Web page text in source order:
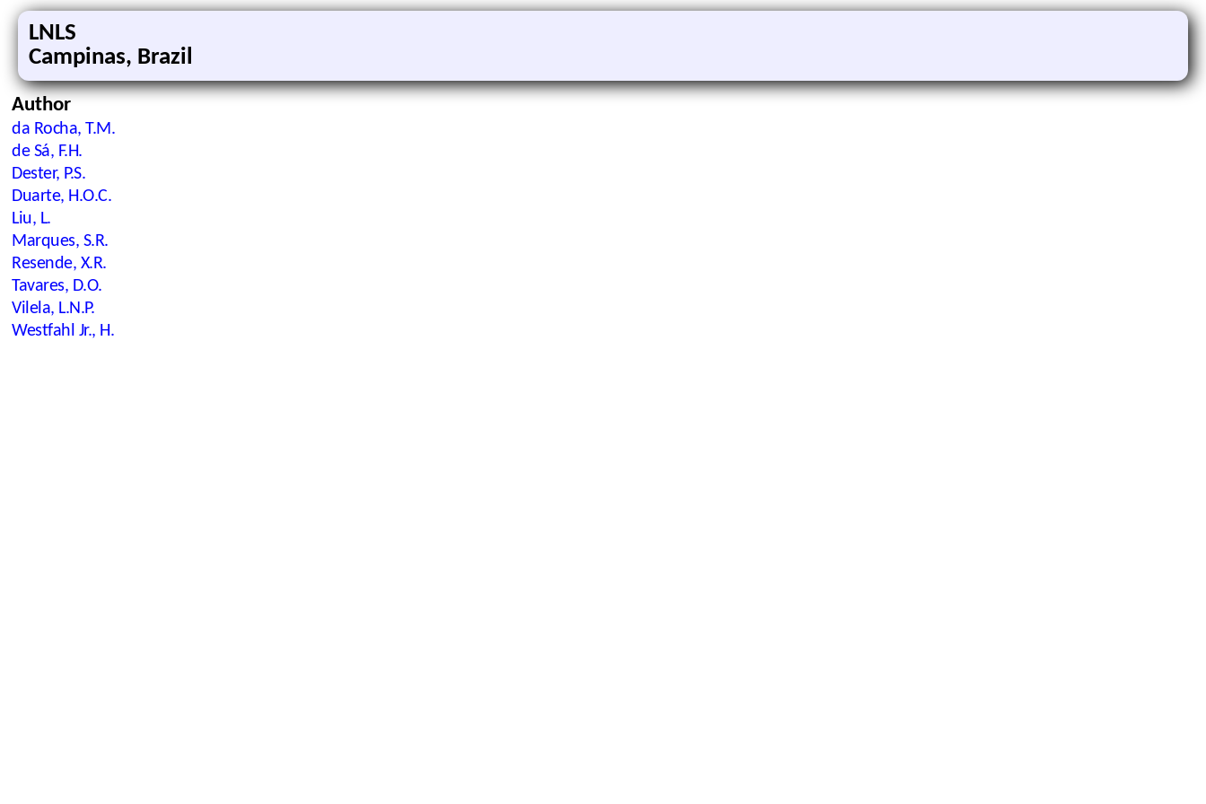
LNLS
Campinas, Brazil
Author
da Rocha, T.M.
de Sá, F.H.
Dester, P.S.
Duarte, H.O.C.
Liu, L.
Marques, S.R.
Resende, X.R.
Tavares, D.O.
Vilela, L.N.P.
Westfahl Jr., H.